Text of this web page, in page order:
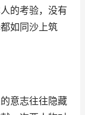
的考验，没有
如同沙上筑
意志往往隐藏